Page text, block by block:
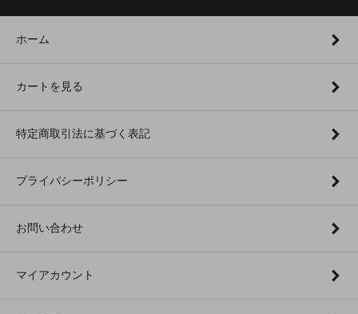
ホーム
カートを見る
特定商取引法に基づく表記
プライバシーポリシー
お問い合わせ
マイアカウント